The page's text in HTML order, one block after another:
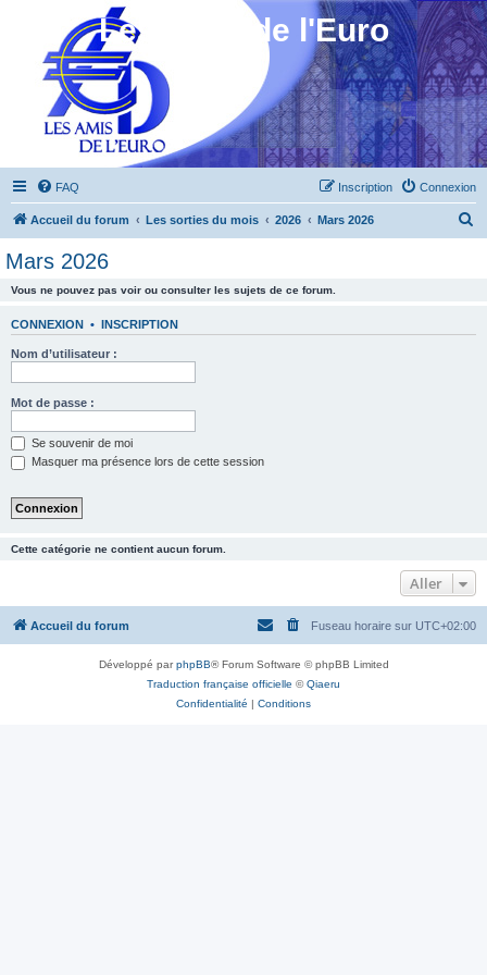
Les Amis de l'Euro
FAQ Connexion
Inscription
Accueil du forum Les sorties du mois 2026 Mars 2026
Mars 2026
Vous ne pouvez pas voir ou consulter les sujets de ce forum.
CONNEXION • INSCRIPTION
Nom d’utilisateur :
Mot de passe :
Se souvenir de moi
Masquer ma présence lors de cette session
Cette catégorie ne contient aucun forum.
Aller
Accueil du forum Fuseau horaire sur UTC+02:00
Développé parphpBB® Forum Software © phpBB Limited
Traduction française officielle ©Qiaeru
Confidentialité | Conditions